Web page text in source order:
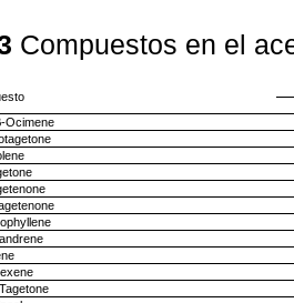
Compuestos en el
Ocimene